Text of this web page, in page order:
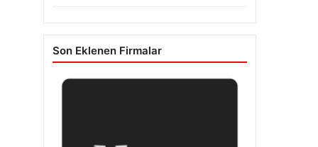
Son Eklenen Firmalar